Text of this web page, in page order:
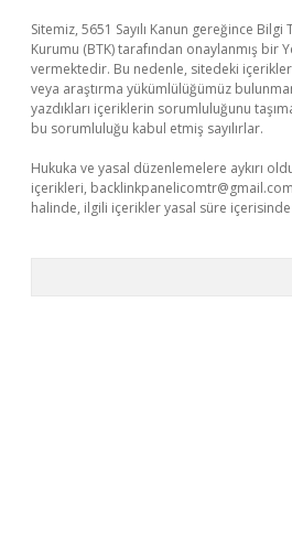
Sitemiz, 5651 Sayılı Kanun gereğince
Kurumu (BTK) tarafından onaylanmış bir
vermektedir. Bu nedenle, sitedeki
veya araştırma yükümlülüğümüz
yazdıkları içeriklerin sorumluluğunu
bu sorumluluğu kabul etmiş sayılırlar.
Hukuka ve yasal düzenlemelere aykırı
içerikleri, backlinkpanelicomtr@gmail.com
halinde, ilgili içerikler yasal süre içerisinde